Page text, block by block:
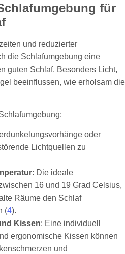
für
und reduzierter
die Schlafumgebung eine
guten Schlaf. Besonders Licht,
beeinflussen, wie erholsam die
oder
Lichtquellen zu
: Die ideale
16 und 19 Grad Celsius,
Räume den Schlaf
(4).
Kissen: Eine individuell
ergonomische Kissen können
und